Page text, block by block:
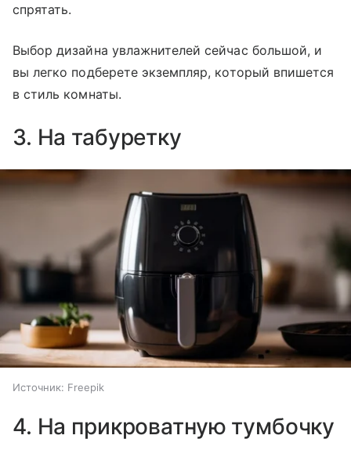
спрятать.
Выбор дизайна увлажнителей сейчас большой, и
вы легко подберете экземпляр, который впишется
в стиль комнаты.
3. На табуретку
Источник: Freepik
4. На прикроватную тумбочку